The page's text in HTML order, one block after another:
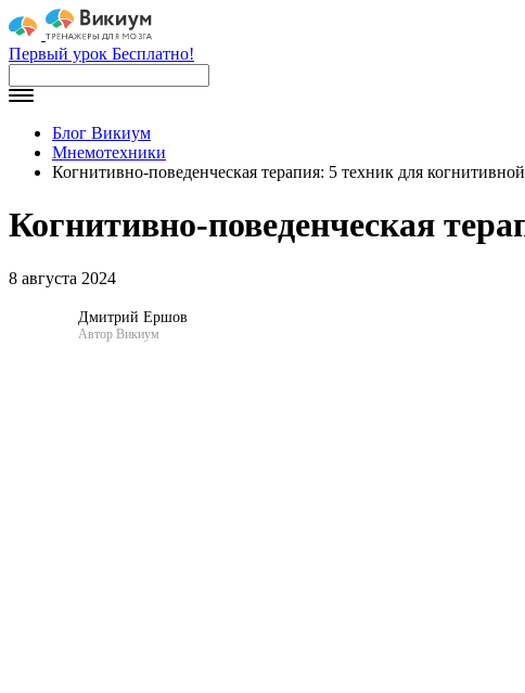
Первый урок Бесплатно!
Блог Викиум
Мнемотехники
Когнитивно-поведенческая терапия: 5 техник для
Когнитивно-поведенческая
8 августа 2024
Дмитрий Ершов
Автор Викиум